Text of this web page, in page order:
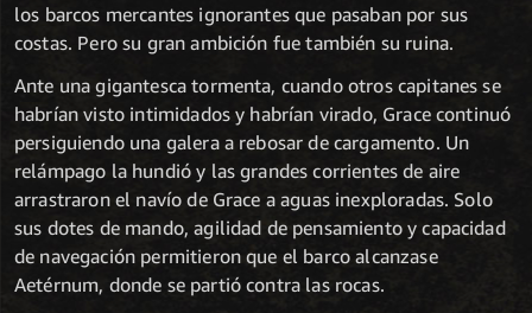
los barcos mercantes ignorantes que pasaban por sus
costas. Pero su gran ambición fue también su ruina.
Ante una gigantesca tormenta, cuando otros capitanes se
habrían visto intimidados y habrían virado, Grace continuó
persiguiendo una galera a rebosar de cargamento. Un
relámpago la hundió y las grandes corrientes de aire
arrastraron el navío de Grace a aguas inexploradas. Solo
sus dotes de mando, agilidad de pensamiento y capacidad
de navegación permitieron que el barco alcanzase
Aetérnum, donde se partió contra las rocas.